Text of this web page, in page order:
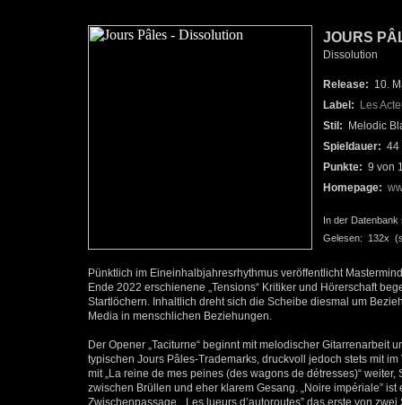
JOURS
Dissolution
Release: 10.
Label:
Les
Stil: Melodic
Spieldauer: 44
Punkte: 9 von
Homepage:
In der Datenbank
Gelesen: 132x
Pünktlich im Eineinhalbjahresrhythmus veröffentlicht
Ende 2022 erschienene „Tensions“ Kritiker und Hörerschaft
Startlöchern. Inhaltlich dreht sich die Scheibe diesmal um
Media in menschlichen Beziehungen.
Der Opener „Taciturne“ beginnt mit melodischer
typischen Jours Pâles-Trademarks, druckvoll jedoch stets mit
mit „La reine de mes peines (des wagons de détresses)“
zwischen Brüllen und eher klarem Gesang. „Noire impériale”
Zwischenpassage, „Les lueurs d’autoroutes” das erste von